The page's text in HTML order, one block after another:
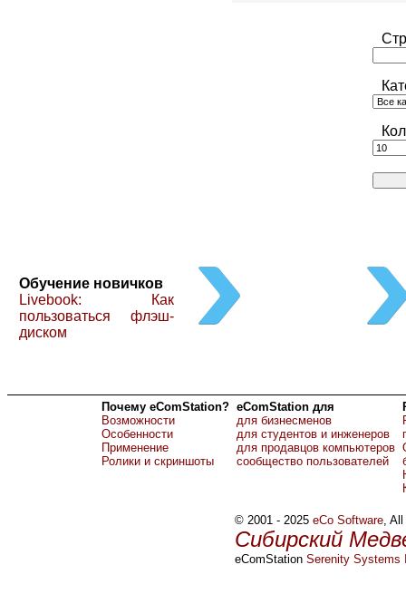
Обучение новичков
Livebook: Как
пользоваться флэш-
диском
Почему eComStation?
Возможности
Особенности
Применение
Ролики и скриншоты
eComStation для
для бизнесменов
для студентов и инженеров
для продавцов компьютеров
сообщество пользователей
© 2001 - 2025 eCo Software, All
Сибирский
eComStation Serenity Systems